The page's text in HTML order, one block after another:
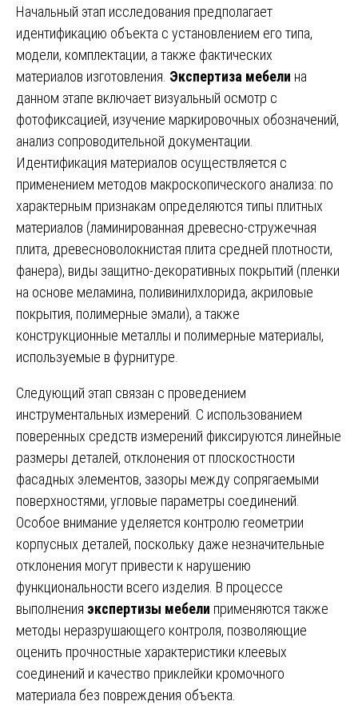
Начальный этап исследования предполагает
идентификацию объекта с установлением его типа,
модели, комплектации, а также фактических
материалов изготовления. Экспертиза мебели на
данном этапе включает визуальный осмотр с
фотофиксацией, изучение маркировочных обозначений,
анализ сопроводительной документации.
Идентификация материалов осуществляется с
применением методов макроскопического анализа: по
характерным признакам определяются типы плитных
материалов (ламинированная древесно-стружечная
плита, древесноволокнистая плита средней плотности,
фанера), виды защитно-декоративных покрытий (пленки
на основе меламина, поливинилхлорида, акриловые
покрытия, полимерные эмали), а также
конструкционные металлы и полимерные материалы,
используемые в фурнитуре.
Следующий этап связан с проведением
инструментальных измерений. С использованием
поверенных средств измерений фиксируются линейные
размеры деталей, отклонения от плоскостности
фасадных элементов, зазоры между сопрягаемыми
поверхностями, угловые параметры соединений.
Особое внимание уделяется контролю геометрии
корпусных деталей, поскольку даже незначительные
отклонения могут привести к нарушению
функциональности всего изделия. В процессе
выполнения экспертизы мебели применяются также
методы неразрушающего контроля, позволяющие
оценить прочностные характеристики клеевых
соединений и качество приклейки кромочного
материала без повреждения объекта.